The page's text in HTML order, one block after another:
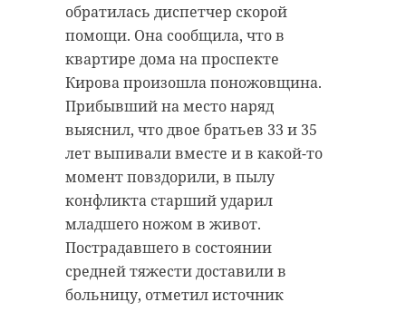
обратилась диспетчер скорой
помощи. Она сообщила, что в
квартире дома на проспекте
Кирова произошла поножовщина.
Прибывший на место наряд
выяснил, что двое братьев 33 и 35
лет выпивали вместе и в какой-то
момент повздорили, в пылу
конфликта старший ударил
младшего ножом в живот.
Пострадавшего в состоянии
средней тяжести доставили в
больницу, отметил источник